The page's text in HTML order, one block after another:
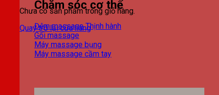
Chưa có sản phẩm trong giỏ hàng.
Quay trở lại cửa hàng
Chăm sóc cơ thể
Đệm massage
Gối massage
Máy massage bụng
Máy massage cầm tay